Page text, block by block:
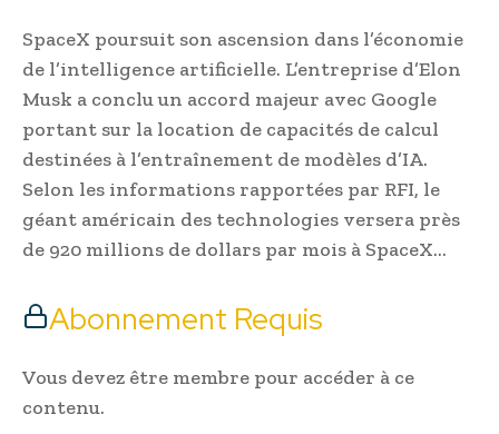
SpaceX poursuit son ascension dans l’économie
de l’intelligence artificielle. L’entreprise d’Elon
Musk a conclu un accord majeur avec Google
portant sur la location de capacités de calcul
destinées à l’entraînement de modèles d’IA.
Selon les informations rapportées par RFI, le
géant américain des technologies versera près
de 920 millions de dollars par mois à SpaceX…
Abonnement Requis
Vous devez être membre pour accéder à ce
contenu.